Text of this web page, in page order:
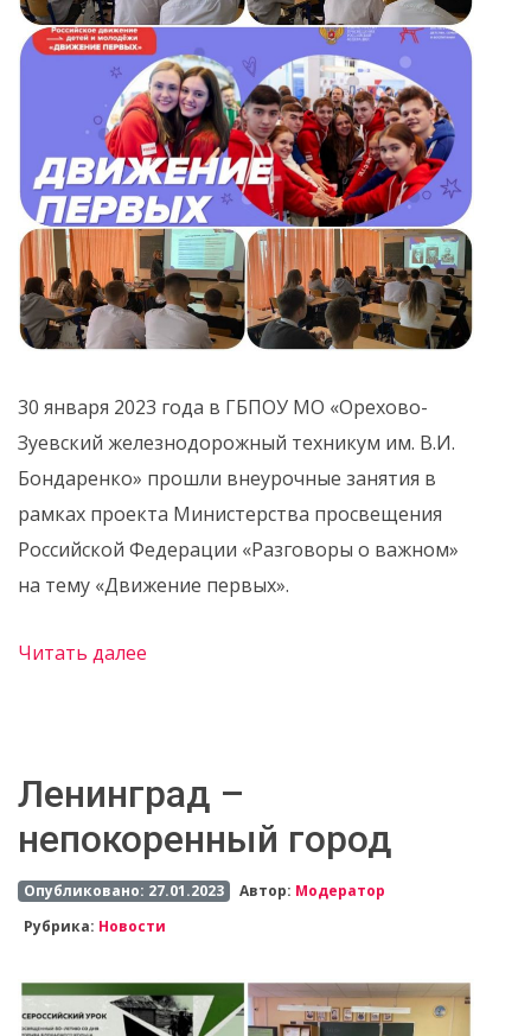
30 января 2023 года в ГБПОУ МО «Орехово-
Зуевский железнодорожный техникум им. В.И.
Бондаренко» прошли внеурочные занятия в
рамках проекта Министерства просвещения
Российской Федерации «Разговоры о важном»
на тему «Движение первых».
Читать далее
Ленинград –
непокоренный город
Опубликовано: 27.01.2023 Автор: Модератор
Рубрика: Новости